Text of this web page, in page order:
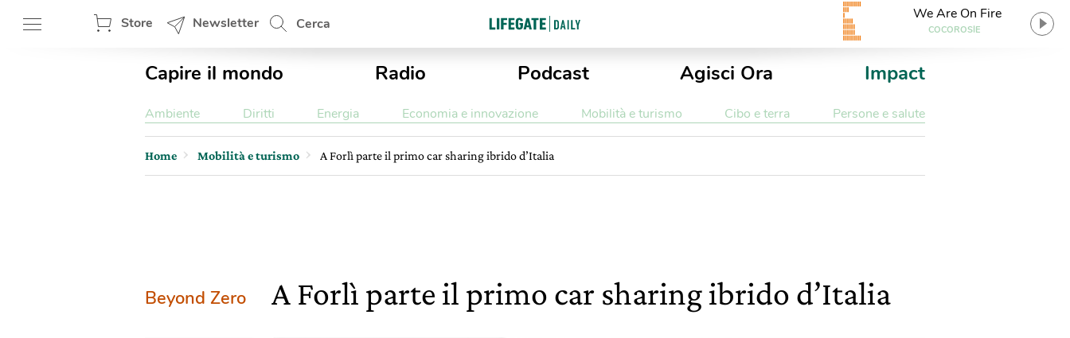
Store Newsletter Cerca
We Are On Fire
COCOROSIE
Capire il mondo Radio Podcast Agisci Ora Impact
Ambiente Diritti Energia Economia e innovazione Mobilità e turismo Cibo e terra Persone e salute
Home Mobilità e turismo A Forlì parte il primo car sharing ibrido d’Italia
Beyond Zero A Forlì parte il primo car sharing ibrido d’Italia